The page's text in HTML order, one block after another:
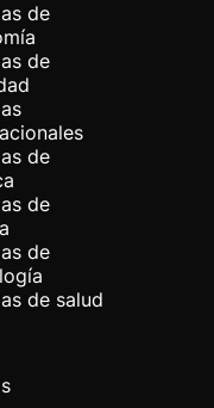
de
de
de
de
de
de salud